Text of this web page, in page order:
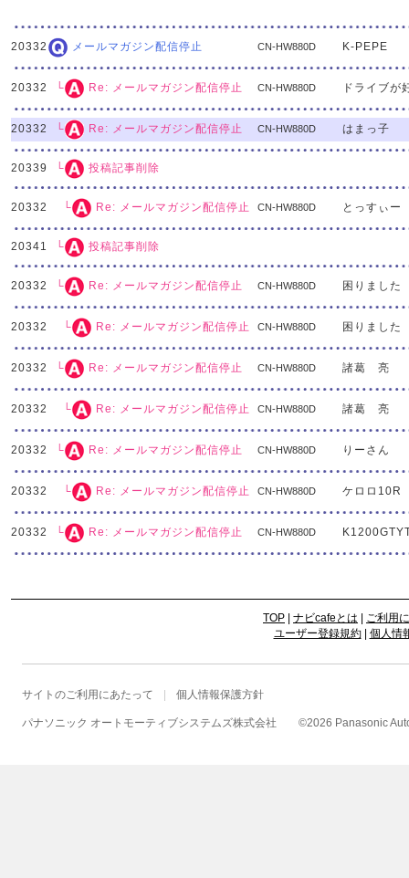
20332 メールマガジン配信停止 CN-HW880D K-PEPE
20332 └ Re: メールマガジン配信停止 CN-HW880D ドライブが
20332 └ Re: メールマガジン配信停止 CN-HW880D はまっ子
20339 └ 投稿記事削除
20332 └ Re: メールマガジン配信停止 CN-HW880D とっすぃー
20341 └ 投稿記事削除
20332 └ Re: メールマガジン配信停止 CN-HW880D 困りました
20332 └ Re: メールマガジン配信停止 CN-HW880D 困りました
20332 └ Re: メールマガジン配信停止 CN-HW880D 諸葛 亮
20332 └ Re: メールマガジン配信停止 CN-HW880D 諸葛 亮
20332 └ Re: メールマガジン配信停止 CN-HW880D りーさん
20332 └ Re: メールマガジン配信停止 CN-HW880D ケロロ10R
20332 └ Re: メールマガジン配信停止 CN-HW880D
TOP ナビcafeとは
ご利用
ユーザー登録規約| 個人情
サイトのご利用にあたって 個人情報保護方針
パナソニック オートモーティブシステムズ株式会社 ©2026 Panasonic